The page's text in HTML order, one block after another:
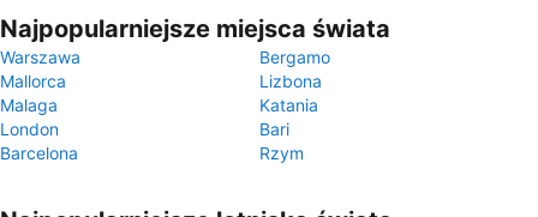
Najpopularniejsze miejsca świata
Warszawa
Bergamo
Mallorca
Lizbona
Malaga
Katania
London
Bari
Barcelona
Rzym